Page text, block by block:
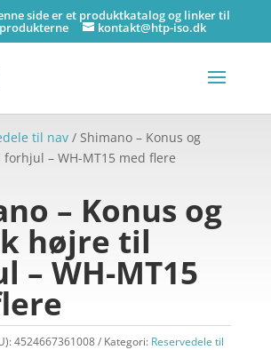
side er et produktkatalog og linker til
kontakt@htp-iso.dk
til nav/ Shimano – Konus og
– WH-MT15 med flere
– Konus og
højre til
– WH-MT15
4524667361008 Kategori: Reservedele til